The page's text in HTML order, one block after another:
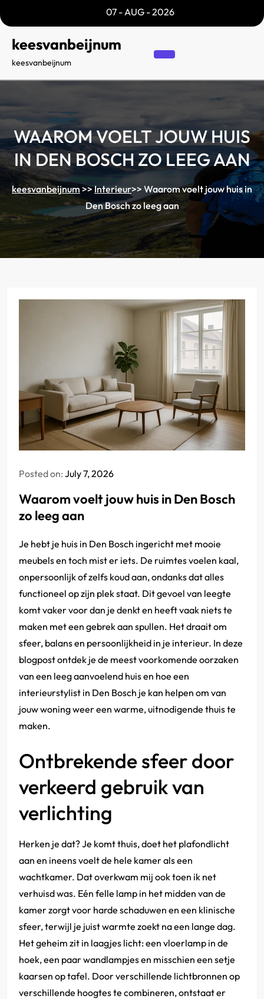
to
content
07 - AUG - 2026
keesvanbeijnum
keesvanbeijnum
WAAROM VOELT JOUW HUIS
IN DEN BOSCH ZO LEEG AAN
keesvanbeijnum >>Interieur>> Waarom voelt jouw huis in
Den Bosch zo leeg aan
Posted on: July 7, 2026
Waarom voelt jouw huis in Den Bosch
zo leeg aan
Je hebt je huis in Den Bosch ingericht met mooie
meubels en toch mist er iets. De ruimtes voelen kaal,
onpersoonlijk of zelfs koud aan, ondanks dat alles
functioneel op zijn plek staat. Dit gevoel van leegte
komt vaker voor dan je denkt en heeft vaak niets te
maken met een gebrek aan spullen. Het draait om
sfeer, balans en persoonlijkheid in je interieur. In deze
blogpost ontdek je de meest voorkomende oorzaken
van een leeg aanvoelend huis en hoe een
interieurstylist in Den Bosch je kan helpen om van
jouw woning weer een warme, uitnodigende thuis te
maken.
Ontbrekende sfeer door
verkeerd gebruik van
verlichting
Herken je dat? Je komt thuis, doet het plafondlicht
aan en ineens voelt de hele kamer als een
wachtkamer. Dat overkwam mij ook toen ik net
verhuisd was. Eén felle lamp in het midden van de
kamer zorgt voor harde schaduwen en een klinische
sfeer, terwijl je juist warmte zoekt na een lange dag.
Het geheim zit in laagjes licht: een vloerlamp in de
hoek, een paar wandlampjes en misschien een setje
kaarsen op tafel. Door verschillende lichtbronnen op
verschillende hoogtes te combineren, ontstaat er